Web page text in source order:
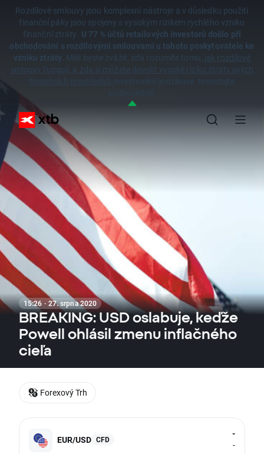
Rozdílové smlouvy jsou komplexní nástroje a v důsledku použití
finanční páky jsou spojeny s vysokým rizikem rychlého vzniku
finanční ztráty. U 77 % účtů retailových investorů došlo při
obchodování s rozdílovými smlouvami u tohoto poskytovatele ke
vzniku ztráty. Měli byste zvážit, zda rozumíte tomu, jak rozdílové
smlouvy fungují, a zda si můžete dovolit vysoké riziko ztráty svých
finančních prostředků.
Investování je rizikové. Investujte
zodpovědně.
15:26 · 27. srpna 2020
BREAKING: USD oslabuje, keďže
Powell ohlásil zmenu inflačného
cieľa
EUR/USD CFD
-
-
Forexový Trh